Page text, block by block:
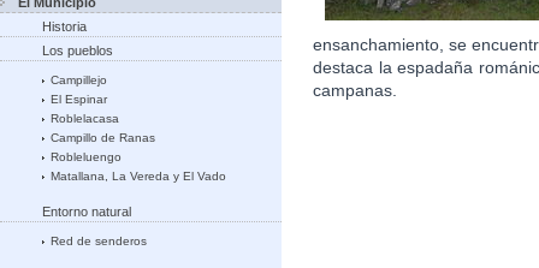
Historia
Los pueblos
Campillejo
El Espinar
Roblelacasa
Campillo de Ranas
Robleluengo
Matallana, La Vereda y El Vado
Entorno natural
Red de senderos
ensanchamiento, se
destaca la espadaña
campanas.